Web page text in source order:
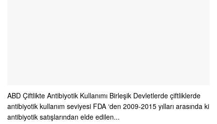
ABD Çiftlikte Antibiyotik Kullanımı Birleşik Devletlerde çiftliklerde
antibiyotik kullanım seviyesi FDA ‘den 2009-2015 yılları arasında ki
antibiyotik satışlarından elde edilen...